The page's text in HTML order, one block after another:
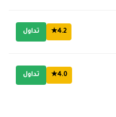
4.2★ تداول
4.0★ تداول